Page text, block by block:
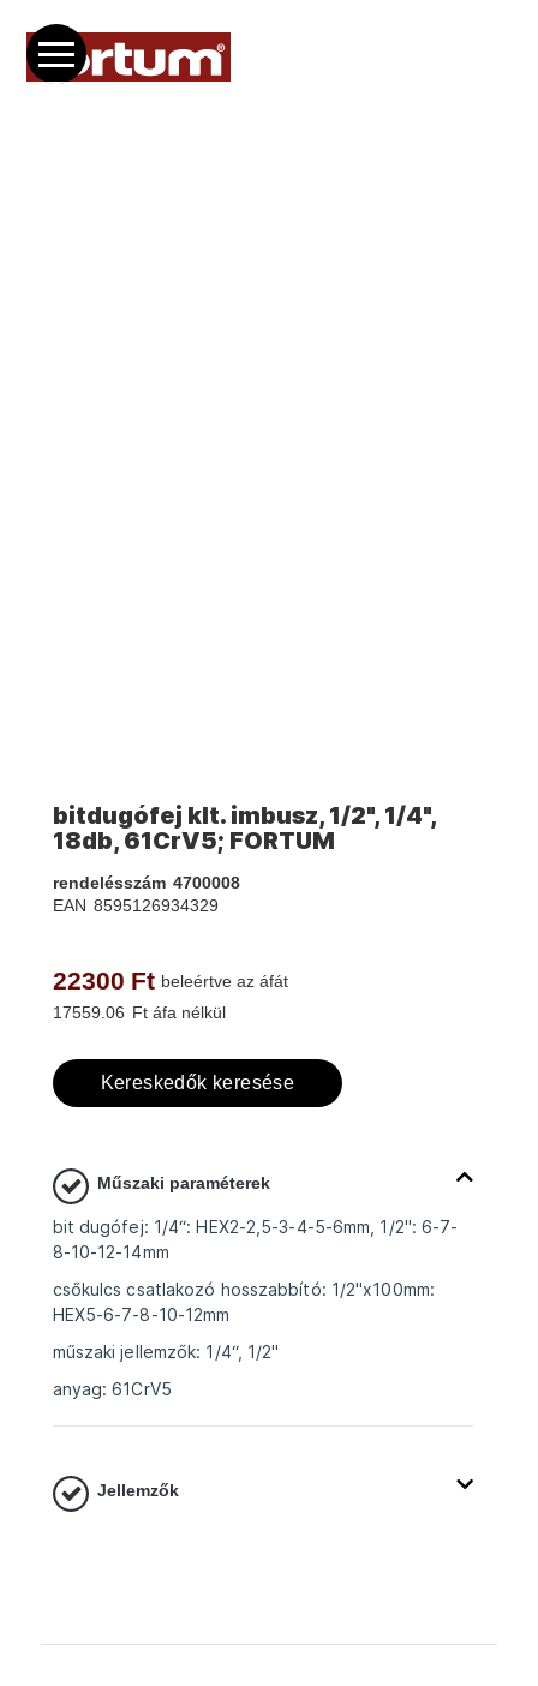
bitdugófej klt. imbusz, 1/2", 1/4",
18db, 61CrV5; FORTUM
rendelésszám 4700008
EAN 8595126934329
22300 Ft beleértve az áfát
17559.06 Ft áfa nélkül
Kereskedők keresése
Műszaki paraméterek
bit dugófej: 1/4“: HEX2-2,5-3-4-5-6mm, 1/2": 6-7-
8-10-12-14mm
csőkulcs csatlakozó hosszabbító: 1/2"x100mm:
HEX5-6-7-8-10-12mm
műszaki jellemzők: 1/4“, 1/2"
anyag: 61CrV5
Jellemzők